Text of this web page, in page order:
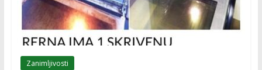
Zanimljivosti